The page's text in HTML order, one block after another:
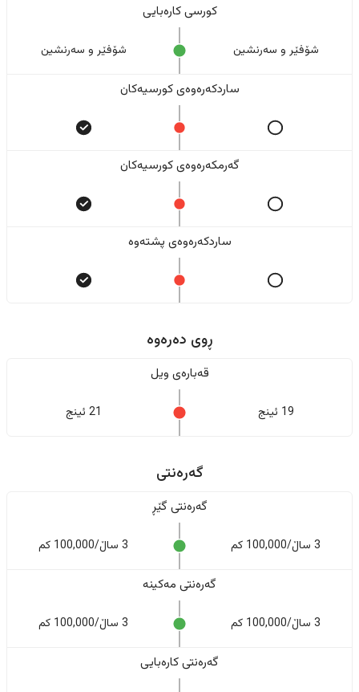
کورسی کارەبایی
شۆفێر و سەرنشین شۆفێر و سەرنشین
ساردکەرەوەی کورسیەکان
گەرمکەرەوەی کورسیەکان
ساردکەرەوەی پشتەوە
ڕوی دەرەوە
قەبارەی ویل
19 ئینج 21 ئینج
گەرەنتی
گەرەنتی گێڕ
3 ساڵ/100,000 کم 3 ساڵ/100,000 کم
گەرەنتی مەکینە
3 ساڵ/100,000 کم 3 ساڵ/100,000 کم
گەرەنتی کارەبایی